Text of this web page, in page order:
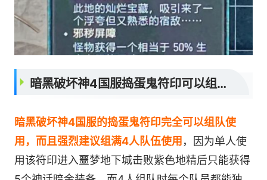
暗黑破坏神4国服捣蛋鬼符印可以组队使用吗
暗黑破坏神4国服的捣蛋鬼符印完全可以组队使
用，而且强烈建议组满4人队伍使用 ，因为单人使
用该符印进入噩梦地下城击败紫色地精后只能获得